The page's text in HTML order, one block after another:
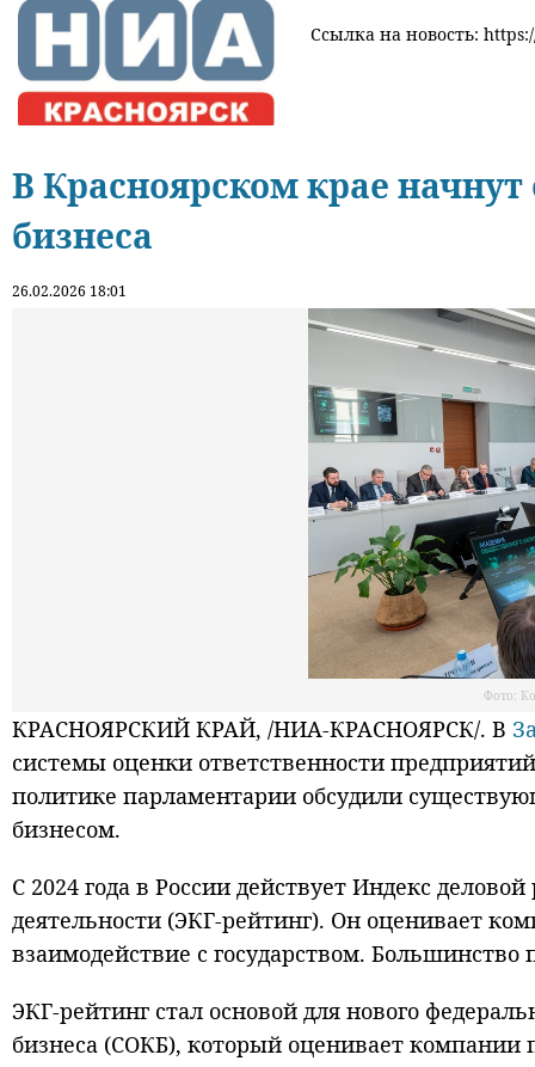
Ссылка на новость:
В Красноярском крае начнут
бизнеса
26.02.2026 18:01
Фото:
КРАСНОЯРСКИЙ КРАЙ, /НИА-КРАСНОЯРСК/. В
системы оценки ответственности
политике парламентарии обсудили
бизнесом.
С 2024 года в России действует Индекс
деятельности (ЭКГ-рейтинг). Он оценивает
взаимодействие с государством.
ЭКГ-рейтинг стал основой для нового
бизнеса (СОКБ), который оценивает компании